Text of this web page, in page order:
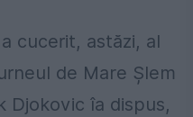
cucerit, astăzi, al
de Mare Șlem
Djokovic îa dispus,